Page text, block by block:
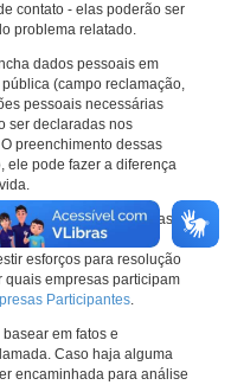
contato - elas poderão ser
problema relatado.
dados pessoais em
(campo reclamação,
pessoais necessárias
ser declaradas nos
preenchimento dessas
ele pode fazer a diferença
em face de empresas
assumiram
esforços para resolução
empresas participam
Participantes.
em fatos e
Caso haja alguma
encaminhada para análise